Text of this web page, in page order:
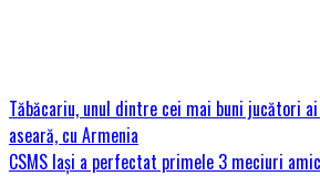
Tăbăcariu, unul dintre cei mai buni jucători
aseară, cu Armenia
CSMS Iași a perfectat primele 3 meciuri